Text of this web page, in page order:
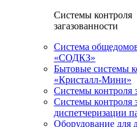
Системы контроля
загазованности
Система
«СОДКЗ»
Бытовые системы
«Кристалл-Мини»
Системы контроля
Системы контроля
диспетчеризации
Оборудование для